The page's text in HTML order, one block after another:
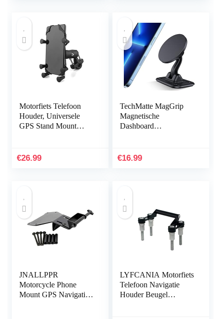
Motorfiets Telefoon
Houder, Universele
GPS Stand Mount
Motorfiets Stuur
€26.99
TechMatte MagGrip
Magnetische
Dashboard
Telefoonhouder
€16.99
JNALLPPR
Motorcycle Phone
Mount GPS Navigation
LYFCANIA Motorfiets
Telefoon Navigatie
Houder Beugel